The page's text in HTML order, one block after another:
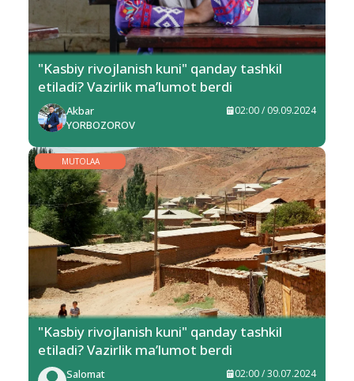
"Kasbiy rivojlanish kuni" qanday tashkil
etiladi? Vazirlik ma’lumot berdi
Akbar
YORBOZOROV
02:00 / 09.09.2024
MUTOLAA
"Kasbiy rivojlanish kuni" qanday tashkil
etiladi? Vazirlik ma’lumot berdi
Salomat
02:00 / 30.07.2024